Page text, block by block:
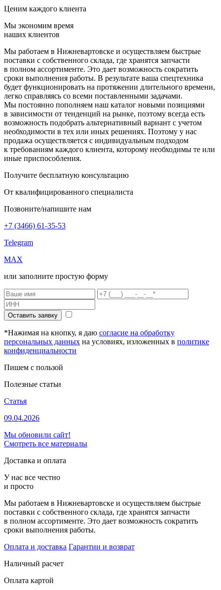
Ценим каждого клиента
Мы экономим время
наших клиентов
Мы работаем в Нижневартовске и осуществляем быстрые
поставки с собственного склада, где хранятся запчасти
в полном ассортименте. Это дает возможность сократить
сроки выполнения работы. В результате ваша спецтехника
будет функционировать на протяжении длительного времени,
легко справляясь со всеми поставленными задачами.
Мы постоянно пополняем наш каталог новыми позициями
в зависимости от тенденций на рынке, поэтому всегда есть
возможность подобрать альтернативный вариант с учетом
необходимости в тех или иных решениях. Поэтому у нас
продажа осуществляется с индивидуальным подходом
к требованиям каждого клиента, которому необходимы те или
иные приспособления.
Получите бесплатную консультацию
От квалифицированного специалиста
Позвоните/напишите нам
+7 (3466) 61-35-53
Telegram
MAX
или заполните простую форму
Оставить заявку
*Нажимая на кнопку, я даю согласие на обработку
персональных данных на условиях, изложенных в политике
конфиденциальности
Пишем с пользой
Полезные статьи
Статья
09.04.2026
Мы обновили сайт!
Смотреть все материалы
Доставка и оплата
У нас все честно
и просто
Мы работаем в Нижневартовске и осуществляем быстрые
поставки с собственного склада, где хранятся запчасти
в полном ассортименте. Это дает возможность сократить
сроки выполнения работы.
Оплата и доставка Гарантии и возврат
Наличный расчет
Оплата картой